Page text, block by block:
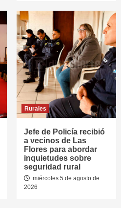
Rurales
Jefe de Policía recibió
a vecinos de Las
Flores para abordar
inquietudes sobre
seguridad rural
miércoles 5 de agosto de
2026